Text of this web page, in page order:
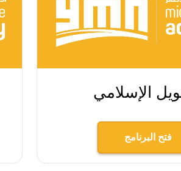
الإسلامي
فتح البرنامج